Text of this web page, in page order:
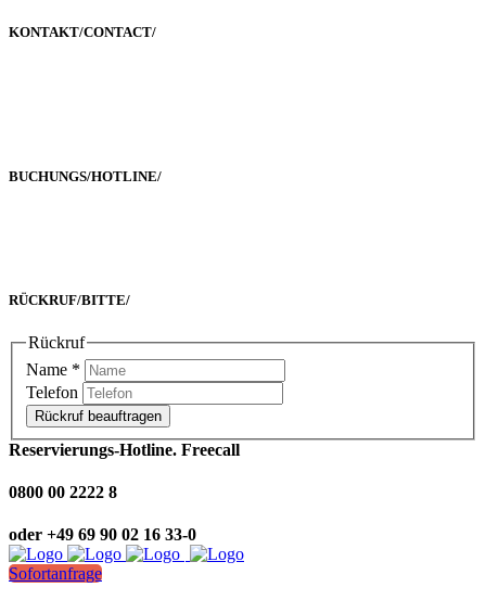
KONTAKT/CONTACT/
BUCHUNGS/HOTLINE/
RÜCKRUF/BITTE/
Rückruf
Name *
Telefon
Rückruf beauftragen
Reservierungs-Hotline. Freecall
0800 00 2222 8
oder +49 69 90 02 16 33-0
Sofortanfrage